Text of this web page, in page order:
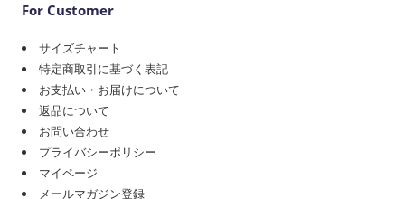
For Customer
サイズチャート
特定商取引に基づく表記
お支払い・お届けについて
返品について
お問い合わせ
プライバシーポリシー
マイページ
メールマガジン登録